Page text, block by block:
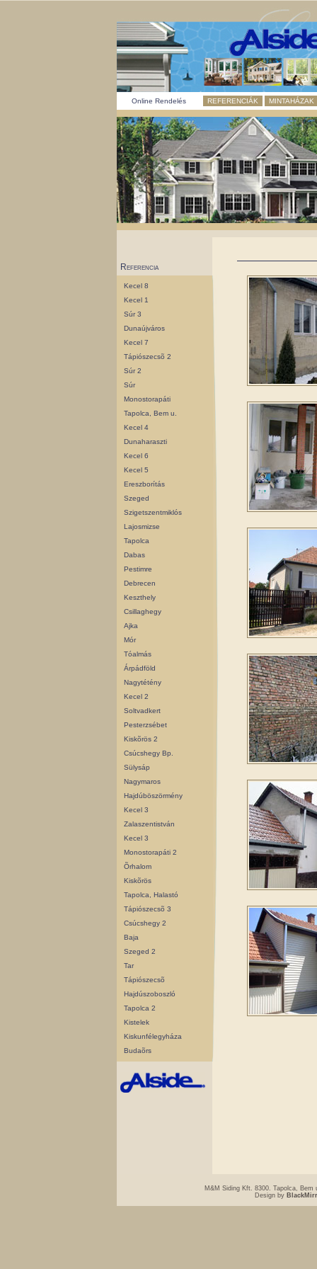
Online Rendelés REFERENCIÁK MINTAHÁZAK
Referencia
Kecel 8
Kecel 1
Súr 3
Dunaújváros
Kecel 7
Tápiószecsõ 2
Súr 2
Súr
Monostorapáti
Tapolca, Bem u.
Kecel 4
Dunaharaszti
Kecel 6
Kecel 5
Ereszborítás
Szeged
Szigetszentmiklós
Lajosmizse
Tapolca
Dabas
Pestimre
Debrecen
Keszthely
Csillaghegy
Ajka
Mór
Tóalmás
Árpádföld
Nagytétény
Kecel 2
Soltvadkert
Pesterzsébet
Kiskõrös 2
Csúcshegy Bp.
Sülysáp
Nagymaros
Hajdúböszörmény
Kecel 3
Zalaszentistván
Kecel 3
Monostorapáti 2
Õrhalom
Kiskõrös
Tapolca, Halastó
Tápiószecsõ 3
Csúcshegy 2
Baja
Szeged 2
Tar
Tápiószecsõ
Hajdúszoboszló
Tapolca 2
Kistelek
Kiskunfélegyháza
Budaõrs
M&M Siding Kft. 8300. Tapolca,
Design by